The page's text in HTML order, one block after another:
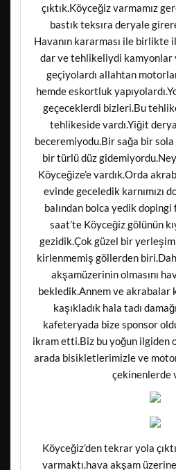
çıktık.Köyceğiz varmamız
bastık teksıra deryale
Havanın kararması ile birlikte
dar ve tehlikeliydi kamyonlar
geçiyolardı allahtan
hemde eskortluk
geçeceklerdi bizleri.Bu
tehlikeside vardı.Yiğit
beceremiyodu.Bir sağa bir
bir türlü düz
Köyceğize’e vardık.Orda
evinde geceledik karnımızı
balından bolca yedik
saat’te Köyceğiz gölünün
gezidik.Çok güzel bir
kirlenmemiş göllerden
akşamüzerinin olmasını
bekledik.Annem ve akrabalar
kaşıkladık hala tadı
kafeteryada bize sponsor
ikram etti.Biz bu yoğun ilgiden
arada bisikletlerimizle ve
çekinenlerde
Köyceğiz’den tekrar yola
varmaktı.hava akşam